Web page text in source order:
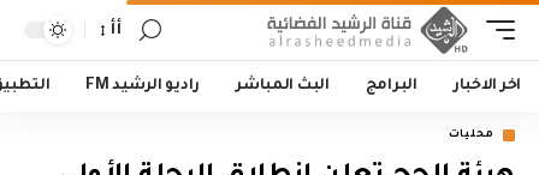
أأ
اخر الاخبار البرامج البث المباشر راديو الرشيد FM
محليات